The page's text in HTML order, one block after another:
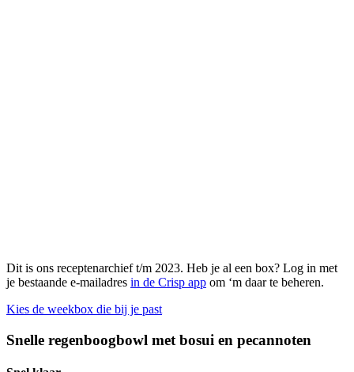
Dit is ons receptenarchief t/m 2023. Heb je al een box? Log in met
je bestaande e-mailadres in de Crisp app om ‘m daar te beheren.
Kies de weekbox die bij je past
Snelle regenboogbowl met bosui en pecannoten